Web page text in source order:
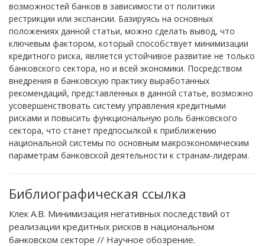
возможностей банков в зависимости от политики
рестрикции или экспансии. Базируясь на основных
положениях данной статьи, можно сделать вывод, что
ключевым фактором, который способствует минимизации
кредитного риска, является устойчивое развитие не только
банковского сектора, но и всей экономики. Посредством
внедрения в банковскую практику выработанных
рекомендаций, представленных в данной статье, возможно
усовершенствовать систему управления кредитными
рисками и повысить функциональную роль банковского
сектора, что станет предпосылкой к приближению
национальной системы по основным макроэкономическим
параметрам банковской деятельности к странам-лидерам.
Библиографическая ссылка
Клек А.В. Минимизация негативных последствий от
реализации кредитных рисков в национальном
банковском секторе // Научное обозрение.